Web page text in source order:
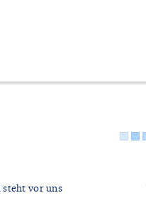
steht vor uns